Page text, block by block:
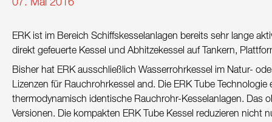
Referenzen
Kontakt
Nachhaltigkeit
Neuigkeiten
07. Mai 2016
ERK ist im Bereich Schiffskesselanlagen bereits sehr lange
direkt gefeuerte Kessel und Abhitzekessel auf Tankern,
Bisher hat ERK ausschließlich Wasserrohrkessel im Natur-
Lizenzen für Rauchrohrkessel and. Die ERK Tube
thermodynamisch identische Rauchrohr-Kesselanlagen. Das
Versionen. Die kompakten ERK Tube Kessel reduzieren